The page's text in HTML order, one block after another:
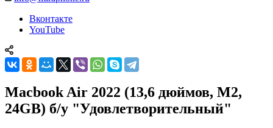
Вконтакте
YouTube
Macbook Air 2022 (13,6 дюймов, M2,
24GB) б/у "Удовлетворительный"